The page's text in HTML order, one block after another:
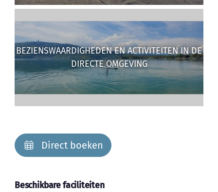
BEZIENSWAARDIGHEDEN EN ACTIVITEITEN IN DE
DIRECTE OMGEVING
Direct boeken
Beschikbare faciliteiten